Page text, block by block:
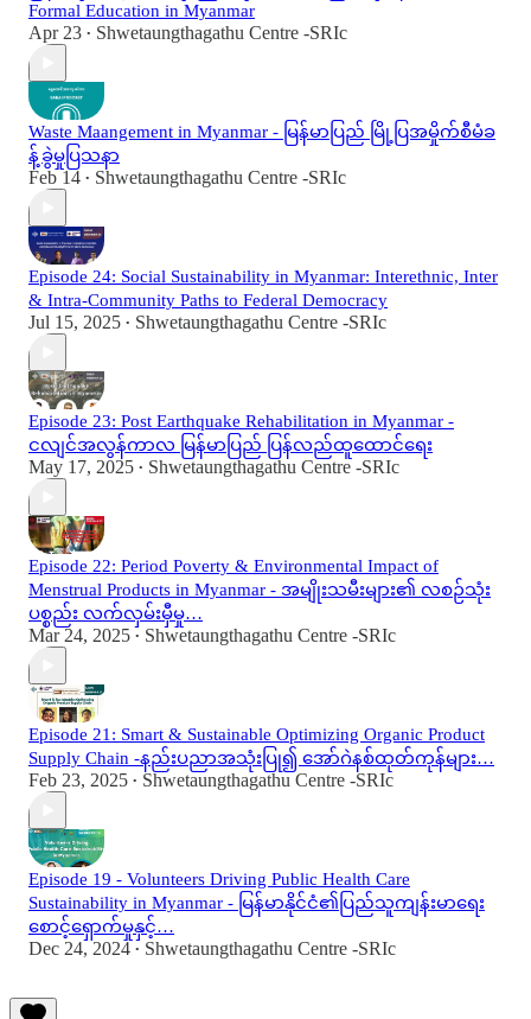
Formal Education in Myanmar
Apr 23 • Shwetaungthagathu Centre -SRIc
Waste Maangement in Myanmar - မြန်မာပြည် မြို့ပြအမှိုက်စီမံခ
န့်ခွဲမှုပြသနာ
Feb 14 • Shwetaungthagathu Centre -SRIc
Episode 24: Social Sustainability in Myanmar: Interethnic, Inter
& Intra-Community Paths to Federal Democracy
Jul 15, 2025 • Shwetaungthagathu Centre -SRIc
Episode 23: Post Earthquake Rehabilitation in Myanmar -
ငလျင်အလွန်ကာလ မြန်မာပြည် ပြန်လည်ထူထောင်ရေး
May 17, 2025 • Shwetaungthagathu Centre -SRIc
Episode 22: Period Poverty & Environmental Impact of
Menstrual Products in Myanmar - အမျိုးသမီးများ၏ လစဉ်သုံး
ပစ္စည်း လက်လှမ်းမှီမှု…
Mar 24, 2025 • Shwetaungthagathu Centre -SRIc
Episode 21: Smart & Sustainable Optimizing Organic Product
Supply Chain -နည်းပညာအသုံးပြု၍ အော်ဂဲနစ်ထုတ်ကုန်များ…
Feb 23, 2025 • Shwetaungthagathu Centre -SRIc
Episode 19 - Volunteers Driving Public Health Care
Sustainability in Myanmar - မြန်မာနိုင်ငံ၏ပြည်သူကျန်းမာရေး
စောင့်ရှောက်မှုနှင့်…
Dec 24, 2024 • Shwetaungthagathu Centre -SRIc